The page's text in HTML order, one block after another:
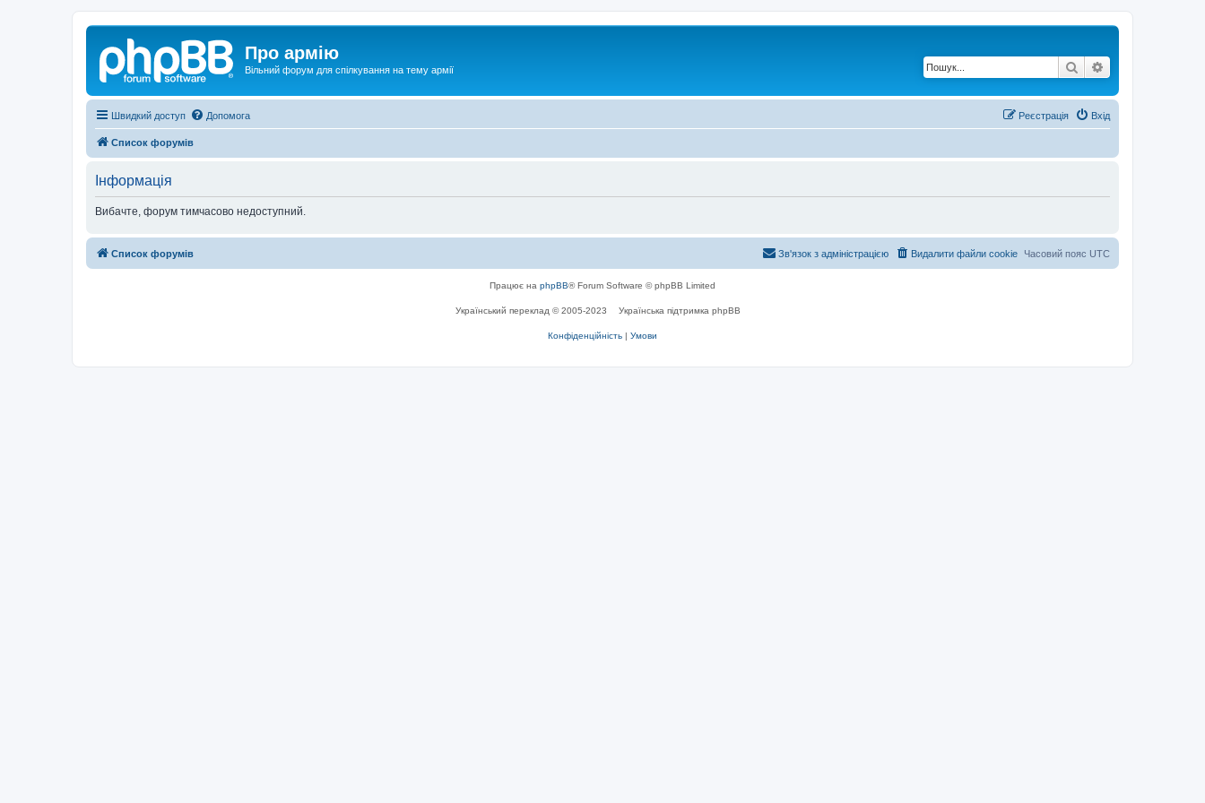
Про армію
Вільний форум для спілкування на тему армії Пошук
Швидкий доступ Допомога Вхід
Реєстрація
Список форумів
Інформація
Вибачте, форум тимчасово недоступний.
Список форумів Часовий пояс UTC
Видалити файли cookie
Зв'язок з адміністрацією
Працює на phpBB® Forum Software © phpBB Limited
Український переклад © 2005-2023 Українська підтримка phpBB
Конфіденційність | Умови